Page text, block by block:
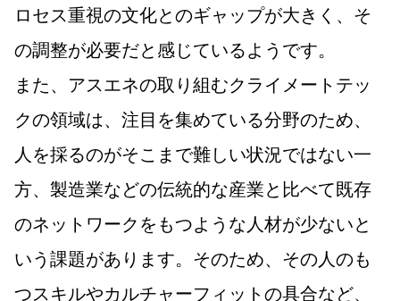
ロセス重視の文化とのギャップが大きく、そ
の調整が必要だと感じているようです。
また、アスエネの取り組むクライメートテッ
クの領域は、注目を集めている分野のため、
人を採るのがそこまで難しい状況ではない一
方、製造業などの伝統的な産業と比べて既存
のネットワークをもつような人材が少ないと
いう課題があります。そのため、その人のも
つスキルやカルチャーフィットの具合など、